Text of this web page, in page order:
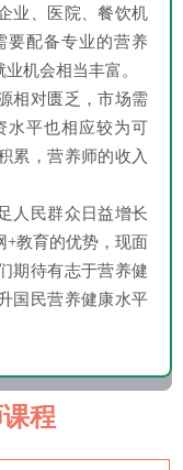
业、医院、餐饮机
要配备专业的营养
机会相当丰富。
相对匮乏，市场需
水平也相应较为可
累，营养师的收入
人民群众日益增长
+教育的优势，现面
期待有志于营养健
国民营养健康水平
程